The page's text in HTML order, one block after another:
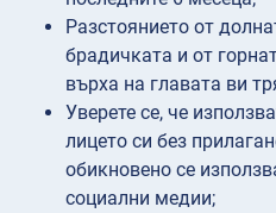
Разстоянието от
брадичката и от
върха на главата ви
Уверете се, че
лицето си без
обикновено се
социални медии;